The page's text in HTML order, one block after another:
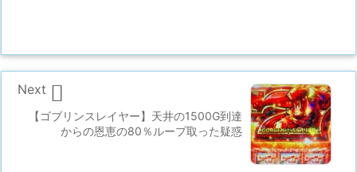
【ゴブリンスレイヤー】天井の1500G到達
からの恩恵の80％ループ取った疑惑

Next